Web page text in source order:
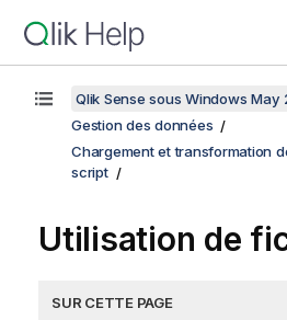
Qlik Sense sous Windows May
Gestion des données
Chargement et transformation
script
Utilisation de
SUR CETTE PAGE